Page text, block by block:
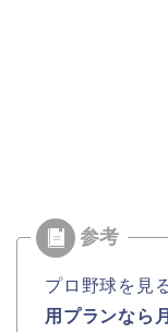
プロ野球を見
用プランなら